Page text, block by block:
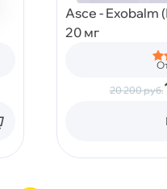
Asce - Exobalm
20 мг
20 200руб.